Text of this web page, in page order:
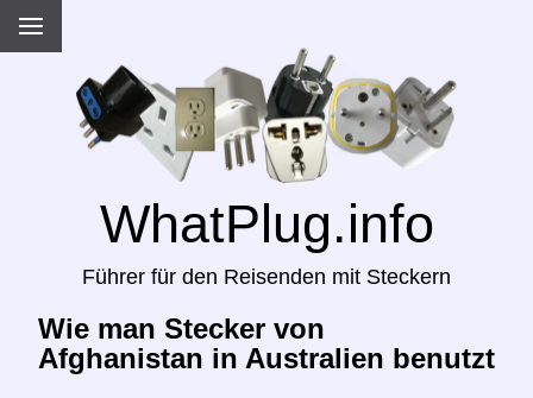
WhatPlug.info
Führer für den Reisenden mit Steckern
Wie man Stecker von
Afghanistan in Australien benutzt